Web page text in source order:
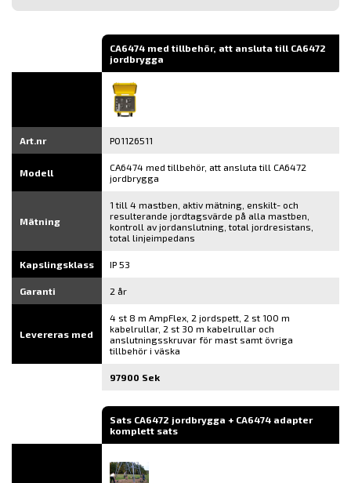
post
CA6474 med tillbehör, att ansluta till CA6472
jordbrygga
Art.nr P01126511
Modell
CA6474 med tillbehör, att ansluta till CA6472
jordbrygga
Mätning
1 till 4 mastben, aktiv mätning, enskilt- och
resulterande jordtagsvärde på alla mastben,
kontroll av jordanslutning, total jordresistans,
total linjeimpedans
Kapslingsklass IP 53
Garanti 2 år
Levereras med
4 st 8 m AmpFlex, 2 jordspett, 2 st 100 m
kabelrullar, 2 st 30 m kabelrullar och
anslutningsskruvar för mast samt övriga
tillbehör i väska
97900 Sek
Sats CA6472 jordbrygga + CA6474 adapter
komplett sats